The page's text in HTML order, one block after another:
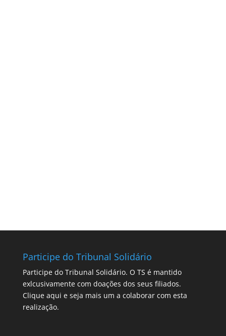
Participe do Tribunal Solidário
Participe do Tribunal Solidário. O TS é mantido
exlcusivamente com doações dos seus filiados.
Clique aqui e seja mais um a colaborar com esta
realização.